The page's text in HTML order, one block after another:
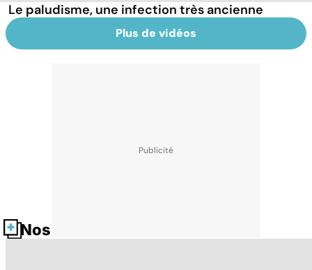
Le paludisme, une infection très ancienne
Plus de vidéos
Nos fiches santé